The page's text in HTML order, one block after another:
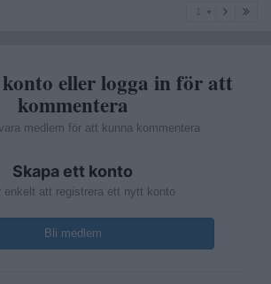
eller logga in för att
kommentera
medlem för att kunna kommentera
Skapa ett konto
enkelt att registrera ett nytt konto
Bli medlem